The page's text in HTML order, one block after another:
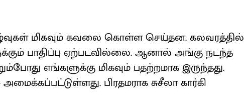
மிகவும் கவலை கொள்ள செய்தன. கலவரத்தில்
பாதிப்பு ஏற்படவில்லை. ஆனால் அங்கு நடந்த
எங்களுக்கு மிகவும் பதற்றமாக இருந்தது.
பிரதமராக சுசீலா கார்கி